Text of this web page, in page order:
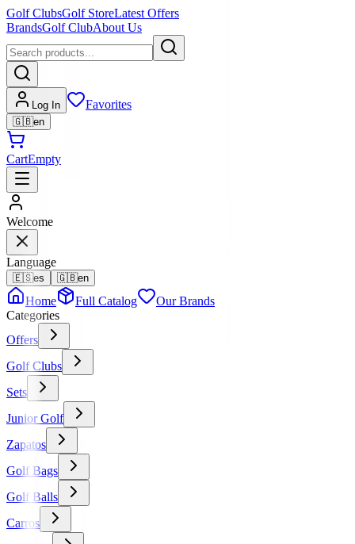
Golf ClubsGolf StoreLatest Offers
BrandsGolf ClubAbout Us
Log In Favorites
🇬🇧en
CartEmpty
Welcome
Language
🇪🇸es 🇬🇧en
Home Full Catalog
Our Brands
Categories
Offers
Golf Clubs
Sets
Junior Golf
Zapatos
Golf Bags
Golf Balls
Carros